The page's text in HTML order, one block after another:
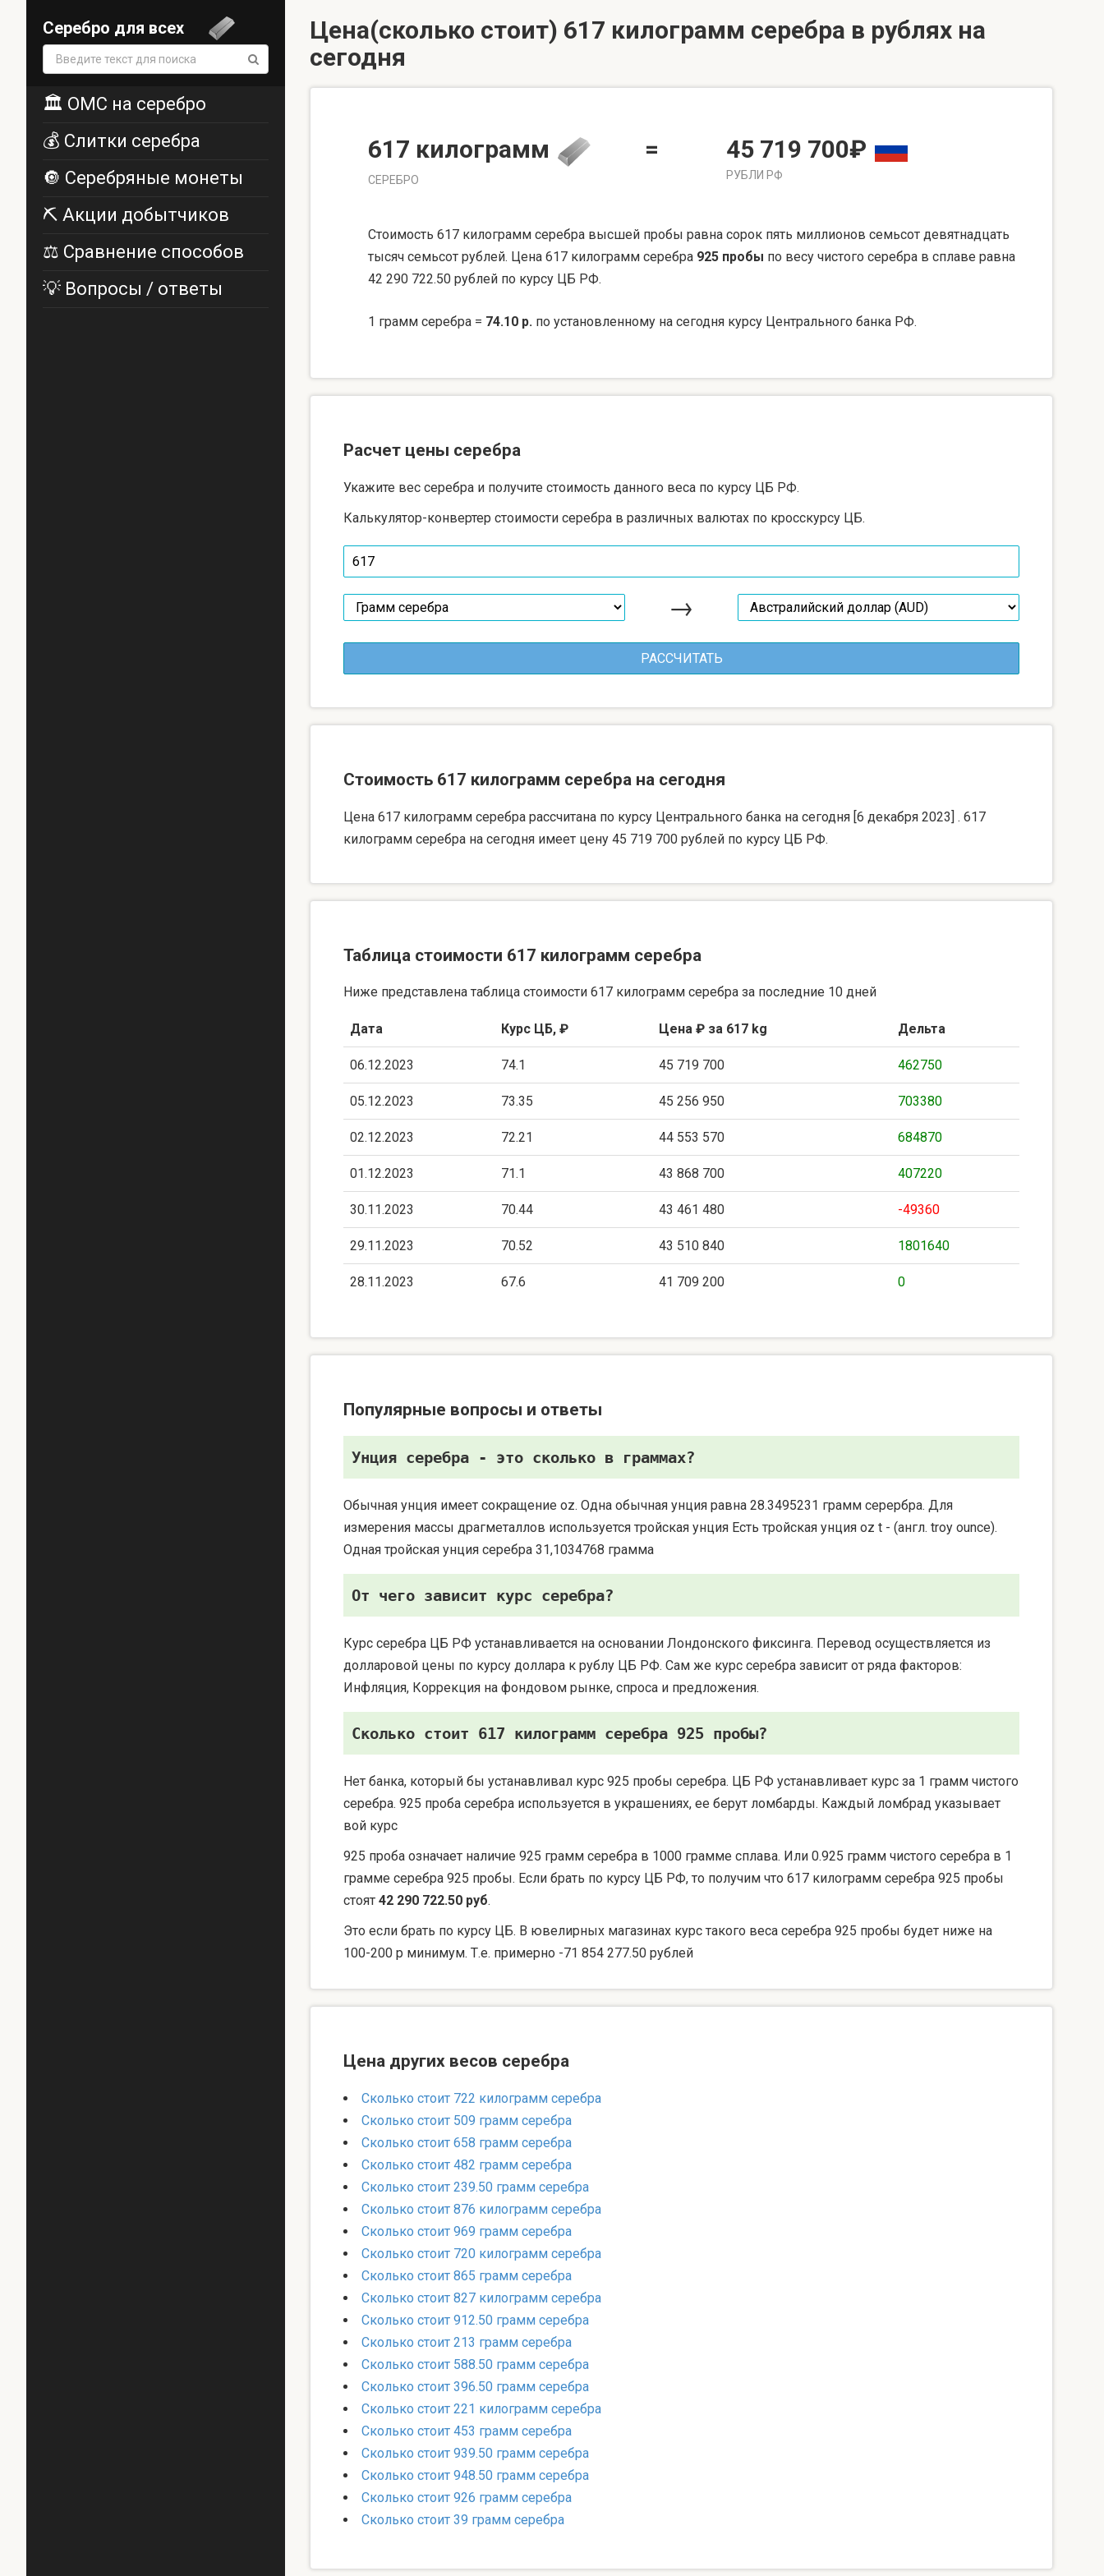
Серебро для всех
Поиск:
🏛️ ОМС на серебро
💰 Слитки серебра
🔘 Серебряные монеты
⛏️ Акции добытчиков
⚖️ Сравнение способов
💡 Вопросы / ответы
Цена(сколько стоит) 617 килограмм серебра в рублях на
сегодня
617 килограмм
СЕРЕБРО
= 45 719 700₽
РУБЛИ РФ
Стоимость 617 килограмм серебра высшей пробы равна сорок пять миллионов семьсот девятнадцать
тысяч семьсот рублей. Цена 617 килограмм серебра 925 пробы по весу чистого серебра в сплаве равна
42 290 722.50 рублей по курсу ЦБ РФ.
1 грамм серебра = 74.10 р. по установленному на сегодня курсу Центрального банка РФ.
Расчет цены серебра
Укажите вес серебра и получите стоимость данного веса по курсу ЦБ РФ.
Калькулятор-конвертер стоимости серебра в различных валютах по кросскурсу ЦБ.
→
Стоимость 617 килограмм серебра на сегодня
Цена 617 килограмм серебра рассчитана по курсу Центрального банка на сегодня [6 декабря 2023] . 617
килограмм серебра на сегодня имеет цену 45 719 700 рублей по курсу ЦБ РФ.
Таблица стоимости 617 килограмм серебра
Ниже представлена таблица стоимости 617 килограмм серебра за последние 10 дней
Дата Курс ЦБ, ₽ Цена ₽ за 617 kg Дельта
06.12.2023 74.1 45 719 700 462750
05.12.2023 73.35 45 256 950 703380
02.12.2023 72.21 44 553 570 684870
01.12.2023 71.1 43 868 700 407220
30.11.2023 70.44 43 461 480 -49360
29.11.2023 70.52 43 510 840 1801640
28.11.2023 67.6 41 709 200 0
Популярные вопросы и ответы
Унция серебра - это сколько в граммах?
Обычная унция имеет сокращение oz. Одна обычная унция равна 28.3495231 грамм серербра. Для
измерения массы драгметаллов используется тройская унция Есть тройская унция oz t - (англ. troy ounce).
Одная тройская унция серебра 31,1034768 грамма
От чего зависит курс серебра?
Курс серебра ЦБ РФ устанавливается на основании Лондонского фиксинга. Перевод осуществляется из
долларовой цены по курсу доллара к рублу ЦБ РФ. Сам же курс серебра зависит от ряда факторов:
Инфляция, Коррекция на фондовом рынке, спроса и предложения.
Сколько стоит 617 килограмм серебра 925 пробы?
Нет банка, который бы устанавливал курс 925 пробы серебра. ЦБ РФ устанавливает курс за 1 грамм чистого
серебра. 925 проба серебра используется в украшениях, ее берут ломбарды. Каждый ломбрад указывает
вой курс
925 проба означает наличие 925 грамм серебра в 1000 грамме сплава. Или 0.925 грамм чистого серебра в 1
грамме серебра 925 пробы. Если брать по курсу ЦБ РФ, то получим что 617 килограмм серебра 925 пробы
стоят 42 290 722.50 руб.
Это если брать по курсу ЦБ. В ювелирных магазинах курс такого веса серебра 925 пробы будет ниже на
100-200 р минимум. Т.е. примерно -71 854 277.50 рублей
Цена других весов серебра
Сколько стоит 722 килограмм серебра
Сколько стоит 509 грамм серебра
Сколько стоит 658 грамм серебра
Сколько стоит 482 грамм серебра
Сколько стоит 239.50 грамм серебра
Сколько стоит 876 килограмм серебра
Сколько стоит 969 грамм серебра
Сколько стоит 720 килограмм серебра
Сколько стоит 865 грамм серебра
Сколько стоит 827 килограмм серебра
Сколько стоит 912.50 грамм серебра
Сколько стоит 213 грамм серебра
Сколько стоит 588.50 грамм серебра
Сколько стоит 396.50 грамм серебра
Сколько стоит 221 килограмм серебра
Сколько стоит 453 грамм серебра
Сколько стоит 939.50 грамм серебра
Сколько стоит 948.50 грамм серебра
Сколько стоит 926 грамм серебра
Сколько стоит 39 грамм серебра